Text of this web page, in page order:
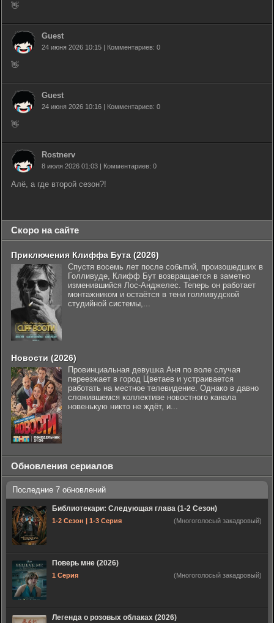
👋
Guest
24 июня 2026 10:15 | Комментариев: 0
👋
Guest
24 июня 2026 10:16 | Комментариев: 0
👋
Rostnerv
8 июля 2026 01:03 | Комментариев: 0
Алё, а где второй сезон?!
Скоро на сайте
Приключения Клиффа Бута (2026)
Спустя восемь лет после событий, произошедших в
Голливуде, Клифф Бут возвращается в заметно
изменившийся Лос-Анджелес. Теперь он работает
монтажником и остаётся в тени голливудской
студийной системы,...
Новости (2026)
Провинциальная девушка Аня по воле случая
переезжает в город Цветаев и устраивается
работать на местное телевидение. Однако в давно
сложившемся коллективе новостного канала
новенькую никто не ждёт, и...
Обновления сериалов
Библиотекари: Следующая глава (1-2 Сезон)
1-2 Сезон | 1-3 Серия (Многоголосый закадровый)
Поверь мне (2026)
1 Серия (Многоголосый закадровый)
Легенда о розовых облаках (2026)